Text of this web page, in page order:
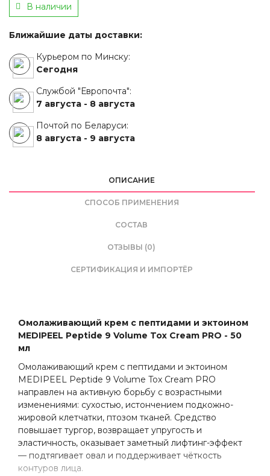
В наличии
Ближайшие даты доставки:
Курьером по Минску:
Сегодня
Службой "Европочта":
7 августа - 8 августа
Почтой по Беларуси:
8 августа - 9 августа
ОПИСАНИЕ
СПОСОБ ПРИМЕНЕНИЯ
СОСТАВ
ОТЗЫВЫ (0)
СЕРТИФИКАЦИЯ И ИМПОРТЁР
Омолаживающий крем с пептидами и эктоином
MEDIPEEL Peptide 9 Volume Tox Cream PRO - 50
мл
Омолаживающий крем с пептидами и эктоином
MEDIPEEL Peptide 9 Volume Tox Cream PRO
направлен на активную борьбу с возрастными
изменениями: сухостью, истончением подкожно-
жировой клетчатки, птозом тканей. Средство
повышает тургор, возвращает упругость и
эластичность, оказывает заметный лифтинг-эффект
— подтягивает овал и поддерживает чёткость
контуров лица.